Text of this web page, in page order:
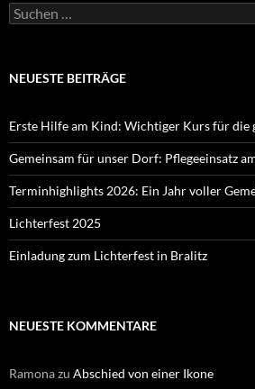
Suchen
nach:
NEUESTE BEITRÄGE
Erste Hilfe am Kind: Wichtiger Kurs für die
Gemeinsam für unser Dorf: Pflegeeinsatz
Terminhighlights 2026: Ein Jahr voller
Lichterfest 2025
Einladung zum Lichterfest in Bralitz
NEUESTE KOMMENTARE
Ramonazu Abschied von einer Ikone